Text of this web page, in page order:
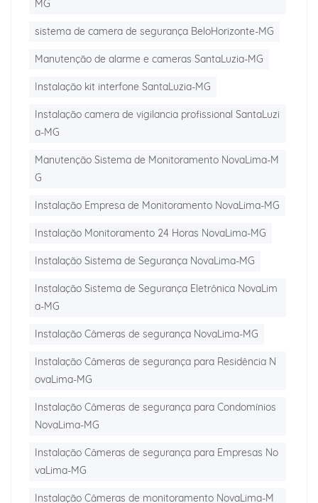
MG
sistema de camera de segurança BeloHorizonte-MG
Manutenção de alarme e cameras SantaLuzia-MG
Instalação kit interfone SantaLuzia-MG
Instalação camera de vigilancia profissional SantaLuzi
a-MG
Manutenção Sistema de Monitoramento NovaLima-M
G
Instalação Empresa de Monitoramento NovaLima-MG
Instalação Monitoramento 24 Horas NovaLima-MG
Instalação Sistema de Segurança NovaLima-MG
Instalação Sistema de Segurança Eletrônica NovaLim
a-MG
Instalação Câmeras de segurança NovaLima-MG
Instalação Câmeras de segurança para Residência N
ovaLima-MG
Instalação Câmeras de segurança para Condomínios
NovaLima-MG
Instalação Câmeras de segurança para Empresas No
vaLima-MG
Instalação Câmeras de monitoramento NovaLima-M